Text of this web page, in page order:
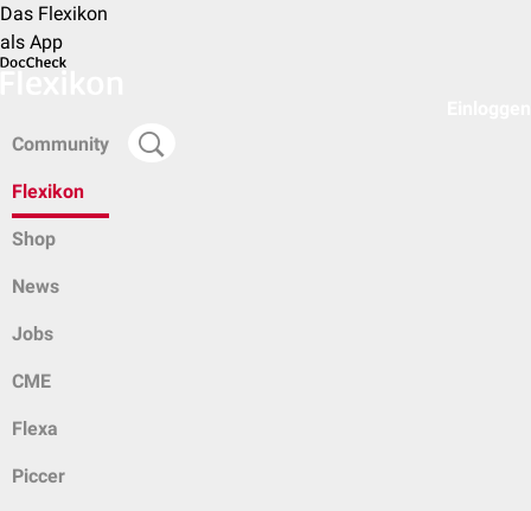
Das Flexikon
als App
Community
Flexikon
Shop
News
Jobs
CME
Flexa
Piccer